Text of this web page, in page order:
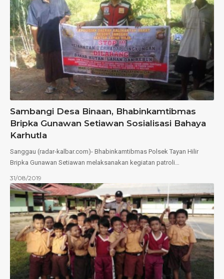
Sambangi Desa Binaan, Bhabinkamtibmas
Bripka Gunawan Setiawan Sosialisasi Bahaya
Karhutla
Sanggau (radar-kalbar.com)- Bhabinkamtibmas Polsek Tayan Hilir
Bripka Gunawan Setiawan melaksanakan kegiatan patroli…
31/08/2019